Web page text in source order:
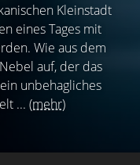
Kleinstadt
eines Tages mit
Wie aus dem
auf, der das
unbehagliches
... (mehr)